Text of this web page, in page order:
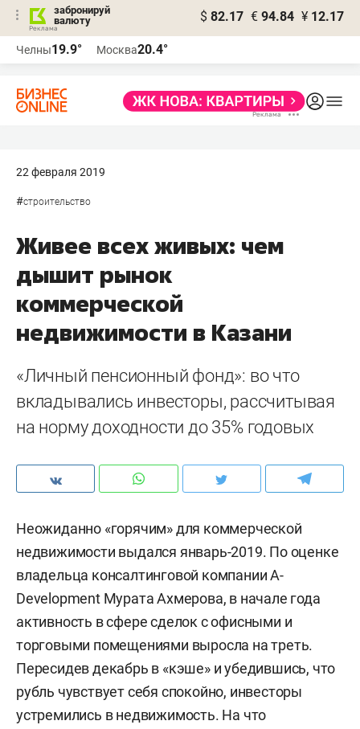
забронируй
валюту
$ 82.17 € 94.84 ¥ 12.17
Челны19.9° Москва20.4°
22 февраля 2019
#строительство
Живее всех живых: чем
дышит рынок
коммерческой
недвижимости в Казани
«Личный пенсионный фонд»: во что
вкладывались инвесторы, рассчитывая
на норму доходности до 35% годовых
Неожиданно «горячим» для коммерческой
недвижимости выдался январь-2019. По оценке
владельца консалтинговой компании A-
Development Мурата Ахмерова, в начале года
активность в сфере сделок с офисными и
торговыми помещениями выросла на треть.
Пересидев декабрь в «кэше» и убедившись, что
рубль чувствует себя спокойно, инвесторы
устремились в недвижимость. На что